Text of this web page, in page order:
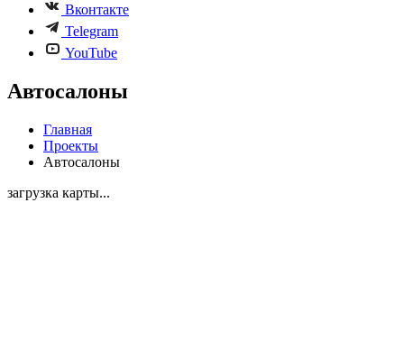
Вконтакте
Telegram
YouTube
Автосалоны
Главная
Проекты
Автосалоны
загрузка карты...